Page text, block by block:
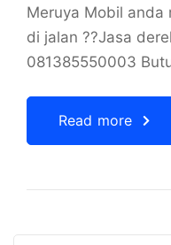
Meruya Mobil anda
di jalan ??Jasa
081385550003
Read more